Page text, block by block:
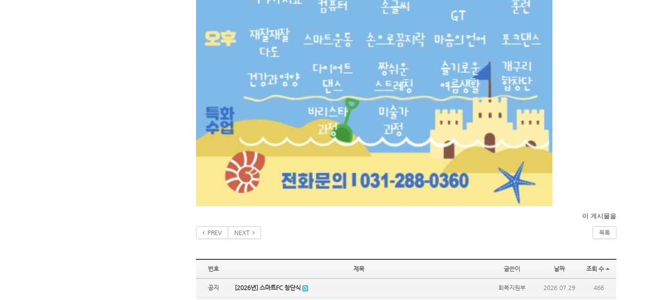
이 게시물을
PREV NEXT 목록
번호 제목 글쓴이 날짜 조회 수
공지 [2026년] 스마트FC 창단식 회복지원부 2026.07.29 466